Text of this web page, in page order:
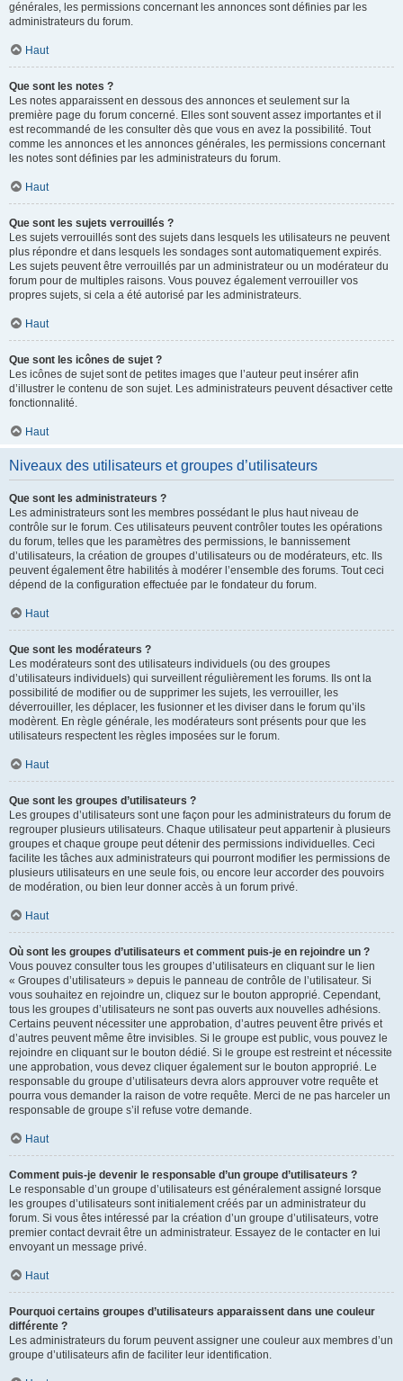
générales, les permissions concernant les annonces sont définies par les
administrateurs du forum.
Haut
Que sont les notes ?
Les notes apparaissent en dessous des annonces et seulement sur la
première page du forum concerné. Elles sont souvent assez importantes et il
est recommandé de les consulter dès que vous en avez la possibilité. Tout
comme les annonces et les annonces générales, les permissions concernant
les notes sont définies par les administrateurs du forum.
Haut
Que sont les sujets verrouillés ?
Les sujets verrouillés sont des sujets dans lesquels les utilisateurs ne peuvent
plus répondre et dans lesquels les sondages sont automatiquement expirés.
Les sujets peuvent être verrouillés par un administrateur ou un modérateur du
forum pour de multiples raisons. Vous pouvez également verrouiller vos
propres sujets, si cela a été autorisé par les administrateurs.
Haut
Que sont les icônes de sujet ?
Les icônes de sujet sont de petites images que l’auteur peut insérer afin
d’illustrer le contenu de son sujet. Les administrateurs peuvent désactiver cette
fonctionnalité.
Haut
Niveaux des utilisateurs et groupes d’utilisateurs
Que sont les administrateurs ?
Les administrateurs sont les membres possédant le plus haut niveau de
contrôle sur le forum. Ces utilisateurs peuvent contrôler toutes les opérations
du forum, telles que les paramètres des permissions, le bannissement
d’utilisateurs, la création de groupes d’utilisateurs ou de modérateurs, etc. Ils
peuvent également être habilités à modérer l’ensemble des forums. Tout ceci
dépend de la configuration effectuée par le fondateur du forum.
Haut
Que sont les modérateurs ?
Les modérateurs sont des utilisateurs individuels (ou des groupes
d’utilisateurs individuels) qui surveillent régulièrement les forums. Ils ont la
possibilité de modifier ou de supprimer les sujets, les verrouiller, les
déverrouiller, les déplacer, les fusionner et les diviser dans le forum qu’ils
modèrent. En règle générale, les modérateurs sont présents pour que les
utilisateurs respectent les règles imposées sur le forum.
Haut
Que sont les groupes d’utilisateurs ?
Les groupes d’utilisateurs sont une façon pour les administrateurs du forum de
regrouper plusieurs utilisateurs. Chaque utilisateur peut appartenir à plusieurs
groupes et chaque groupe peut détenir des permissions individuelles. Ceci
facilite les tâches aux administrateurs qui pourront modifier les permissions de
plusieurs utilisateurs en une seule fois, ou encore leur accorder des pouvoirs
de modération, ou bien leur donner accès à un forum privé.
Haut
Où sont les groupes d’utilisateurs et comment puis-je en rejoindre un ?
Vous pouvez consulter tous les groupes d’utilisateurs en cliquant sur le lien
« Groupes d’utilisateurs » depuis le panneau de contrôle de l’utilisateur. Si
vous souhaitez en rejoindre un, cliquez sur le bouton approprié. Cependant,
tous les groupes d’utilisateurs ne sont pas ouverts aux nouvelles adhésions.
Certains peuvent nécessiter une approbation, d’autres peuvent être privés et
d’autres peuvent même être invisibles. Si le groupe est public, vous pouvez le
rejoindre en cliquant sur le bouton dédié. Si le groupe est restreint et nécessite
une approbation, vous devez cliquer également sur le bouton approprié. Le
responsable du groupe d’utilisateurs devra alors approuver votre requête et
pourra vous demander la raison de votre requête. Merci de ne pas harceler un
responsable de groupe s’il refuse votre demande.
Haut
Comment puis-je devenir le responsable d’un groupe d’utilisateurs ?
Le responsable d’un groupe d’utilisateurs est généralement assigné lorsque
les groupes d’utilisateurs sont initialement créés par un administrateur du
forum. Si vous êtes intéressé par la création d’un groupe d’utilisateurs, votre
premier contact devrait être un administrateur. Essayez de le contacter en lui
envoyant un message privé.
Haut
Pourquoi certains groupes d’utilisateurs apparaissent dans une couleur
différente ?
Les administrateurs du forum peuvent assigner une couleur aux membres d’un
groupe d’utilisateurs afin de faciliter leur identification.